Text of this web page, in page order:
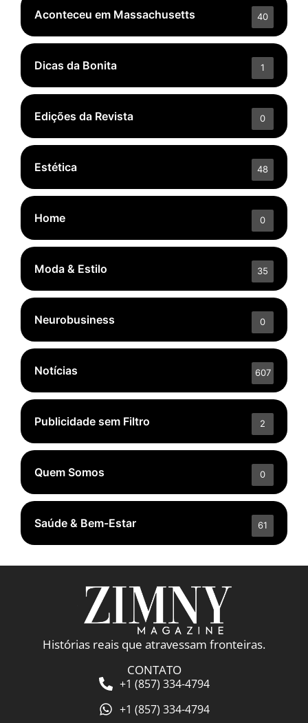
Aconteceu em Massachusetts
40
Dicas da Bonita 1
Edições da Revista 0
Estética 48
Home 0
Moda & Estilo 35
Neurobusiness 0
Notícias 607
Publicidade sem Filtro 2
Quem Somos 0
Saúde & Bem-Estar 61
Histórias reais que atravessam fronteiras.
CONTATO
+1 (857) 334-4794
+1 (857) 334-4794